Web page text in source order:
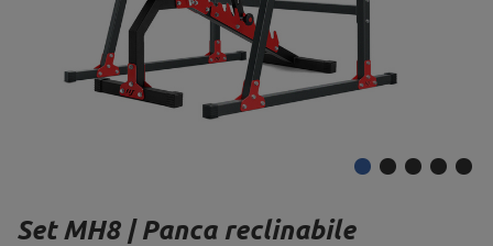
Set MH8 | Panca reclinabile